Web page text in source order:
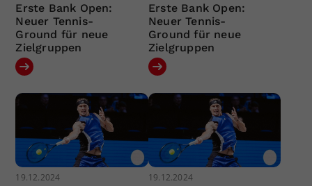
Erste Bank Open:
Neuer Tennis-
Ground für neue
Zielgruppen
Erste Bank Open:
Neuer Tennis-
Ground für neue
Zielgruppen
19.12.2024 19.12.2024